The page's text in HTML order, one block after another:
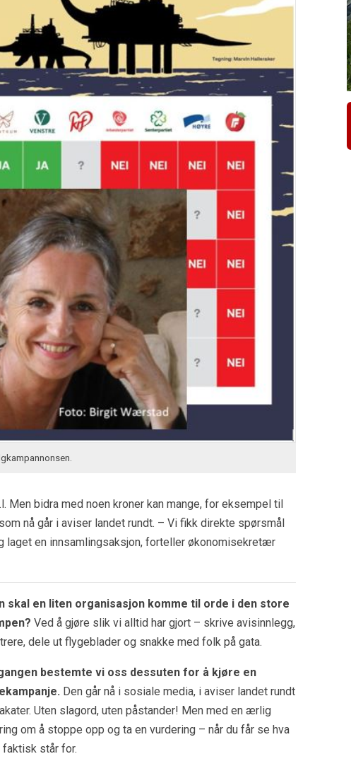
Men bidra med noen kroner kan mange, for eksempel til
nå går i aviser landet rundt. – Vi fikk direkte spørsmål
laget en innsamlingsaksjon, forteller økonomisekretær
skal en liten organisasjon komme til orde i den store
Ved å gjøre slik vi alltid har gjort – skrive avisinnlegg,
dele ut flygeblader og snakke med folk på gata.
bestemte vi oss dessuten for å kjøre en
Den går nå i sosiale media, i aviser landet rundt
Uten slagord, uten påstander! Men med en ærlig
om å stoppe opp og ta en vurdering – når du får se hva
faktisk står for.